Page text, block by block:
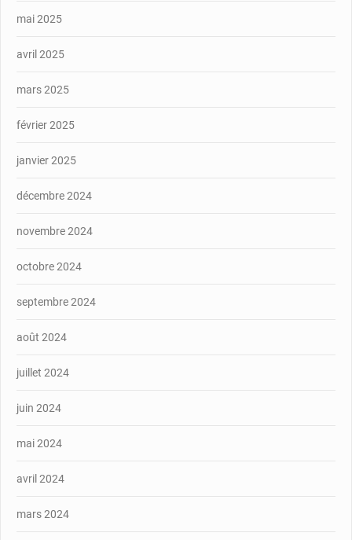
mai 2025
avril 2025
mars 2025
février 2025
janvier 2025
décembre 2024
novembre 2024
octobre 2024
septembre 2024
août 2024
juillet 2024
juin 2024
mai 2024
avril 2024
mars 2024